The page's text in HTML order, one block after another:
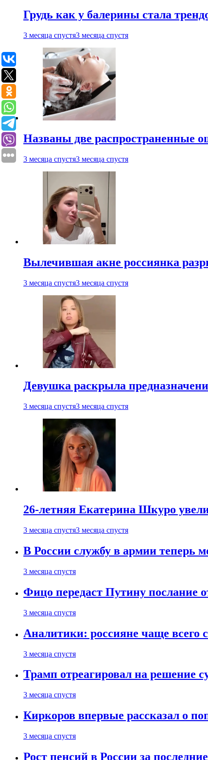
Грудь как у балерины стала
3 месяца спустя3 месяца спустя
Названы две распространенные
3 месяца спустя3 месяца спустя
Вылечившая акне россиянка
3 месяца спустя3 месяца спустя
Девушка раскрыла
3 месяца спустя3 месяца спустя
26-летняя Екатерина Шкуро
3 месяца спустя3 месяца спустя
В России службу в армии теперь
3 месяца спустя
Фицо передаст Путину послание
3 месяца спустя
Аналитики: россияне чаще всего
3 месяца спустя
Трамп отреагировал на
3 месяца спустя
Киркоров впервые рассказал о
3 месяца спустя
Рост пенсий в России за